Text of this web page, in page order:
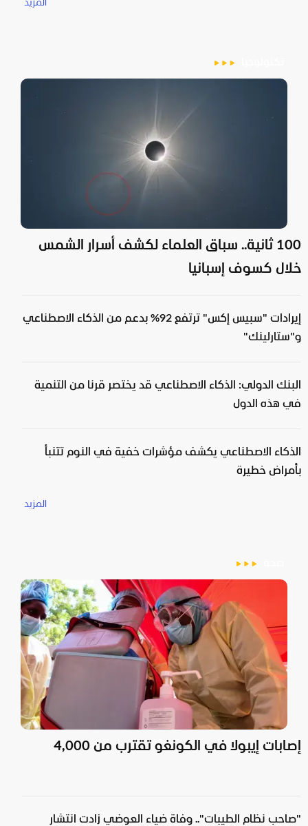
المزيد
100 ثانية.. سباق العلماء لكشف أسرار الشمس
خلال كسوف إسبانيا
إيرادات "سبيس إكس" ترتفع 92% بدعم من الذكاء الاصطناعي
و"ستارلينك"
البنك الدولي: الذكاء الاصطناعي قد يختصر قرنا من التنمية
في هذه الدول
الذكاء الاصطناعي يكشف مؤشرات خفية في النوم تتنبأ
بأمراض خطيرة
المزيد
إصابات إيبولا في الكونغو تقترب من 4,000
"صاحب نظام الطيبات".. وفاة ضياء العوضي زادت انتشار